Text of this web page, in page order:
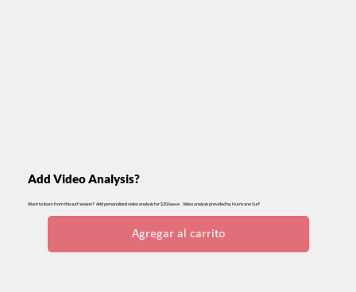
Add Video Analysis?
Want to learn from this surf session? Add personalized video analysis for $20/wave. Video analysis provided by Hurricane Surf
Agregar al carrito